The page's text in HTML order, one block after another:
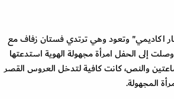
اكاديمي" وتعود وهي ترتدي فستان زفاف مع
إلى الحفل امرأة مجهولة الهوية استدعتها
والنص، كانت كافية لتدخل العروس القصر
المجهولة.